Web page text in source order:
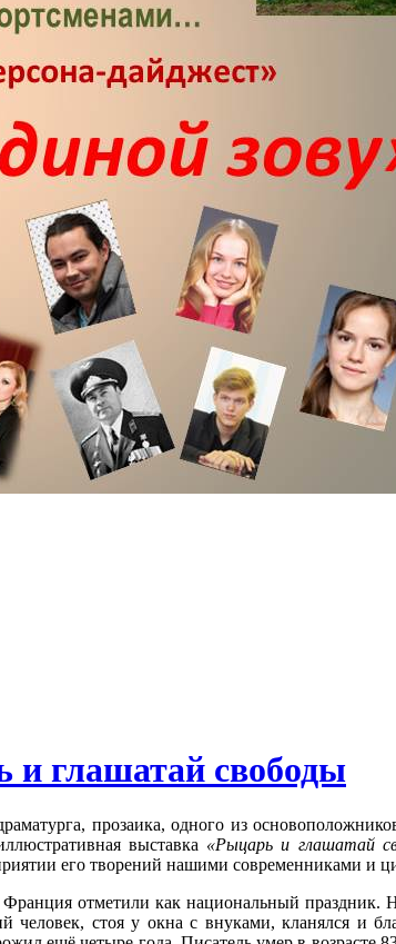
и глашатай свободы
прозаика, одного из
выставка «Рыцарь и глашатай
его творений нашими современниками и
отметили как национальный праздник.
стоя у окна с внуками, кланялся и